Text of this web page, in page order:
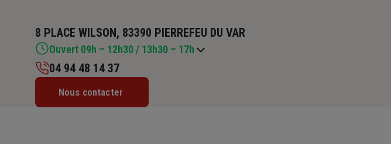
8 PLACE WILSON, 83390 PIERREFEU DU VAR
Ouvert 09h – 12h30 / 13h30 – 17h
Mardi : 09h – 12h30 / 13h30 – 17h
04 94 48 14 37
Nous contacter